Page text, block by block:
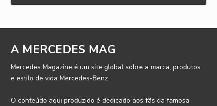
A MERCEDES MAG
Mercedes Magazine é um site global sobre a marca, produtos
e estilo de vida Mercedes-Benz.
O conteúdo aqui produzido é dedicado aos fãs da famosa